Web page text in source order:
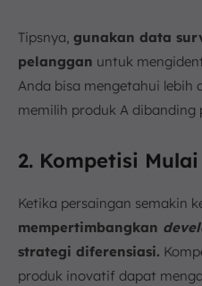
Tipsnya, gunakan data
pelanggan untuk
Anda bisa mengetahui lebih
memilih produk A dibanding
2. Kompetisi
Ketika persaingan semakin
mempertimbangkan
strategi diferensiasi.
produk inovatif dapat